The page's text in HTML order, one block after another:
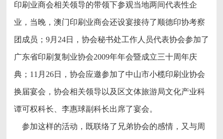
印刷业商会相关领导的带领下参观当地两间代表性企
业，当晚，澳门印刷业商会还设宴接待了顺德印协考察
团成员；9月24日，协会秘书处工作人员代表协会参加了
广东省印刷复制业协会2009年年会暨成立三十周年庆
典；11月26日，协会应邀参加了中山市小榄印刷业协会
换届宴会，协会相关领导以及区文体旅游局文化产业科
谭可权科长、李惠球副科长出席了宴会。
参加这样的活动，既联络了兄弟协会的感情，又与周